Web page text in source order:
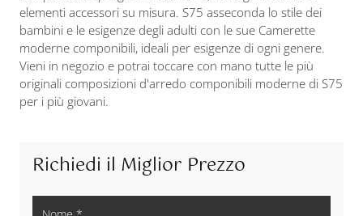
elementi accessori su misura. S75 asseconda lo stile dei
bambini e le esigenze degli adulti con le sue Camerette
moderne componibili, ideali per esigenze di ogni genere.
Vieni in negozio e potrai toccare con mano tutte le più
originali composizioni d'arredo componibili moderne di S75
per i più giovani.
Richiedi il Miglior Prezzo